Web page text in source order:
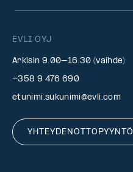
EVLI OYJ
Arkisin 9.00–16.30 (vaihde)
+358 9 476 690
etunimi.sukunimi@evli.com
YHTEYDENOTTOPYYNTÖ